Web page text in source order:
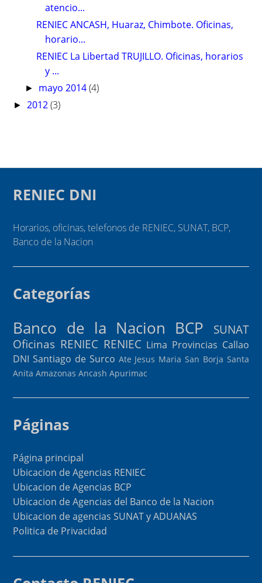
atencio...
RENIEC ANCASH, Huaraz, Chimbote. Oficinas,
horario...
RENIEC La Libertad TRUJILLO. Oficinas, horarios
y ...
► mayo 2014(4)
► 2012(3)
RENIEC DNI
Horarios, oficinas, telefonos de RENIEC, SUNAT, BCP,
Banco de la Nacion
Categorías
Banco de la Nacion BCP
SUNAT
Oficinas RENIEC RENIEC Lima Provincias Callao
DNI Santiago de Surco Ate Jesus Maria San Borja Santa
Anita Amazonas Ancash Apurimac
Páginas
Página principal
Ubicacion de Agencias RENIEC
Ubicacion de Agencias BCP
Ubicacion de Agencias del Banco de la Nacion
Ubicacion de agencias SUNAT y ADUANAS
Politica de Privacidad